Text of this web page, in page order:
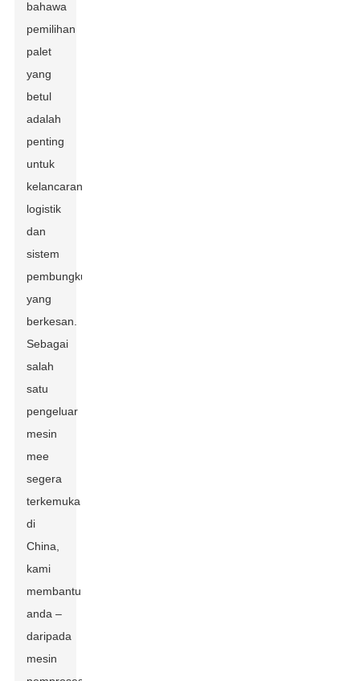
bahawa
pemilihan
palet
yang
betul
adalah
penting
untuk
kelancaran
logistik
dan
sistem
pembungkusan
yang
berkesan.
Sebagai
salah
satu
pengeluar
mesin
mee
segera
terkemuka
di
China,
kami
membantu
anda –
daripada
mesin